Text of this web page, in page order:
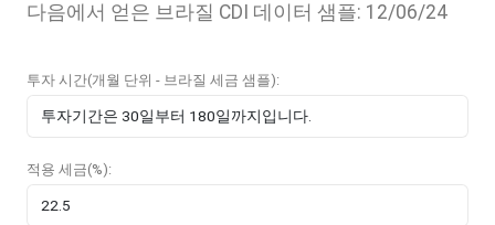
다음에서 얻은 브라질 CDI 데이터 샘플: 12/06/24
투자 시간(개월 단위 - 브라질 세금 샘플):
적용 세금(%):